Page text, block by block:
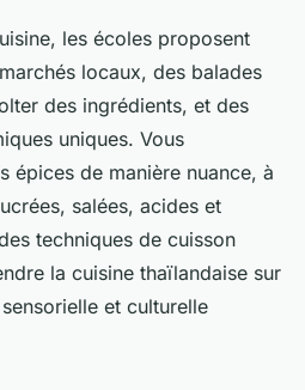
les écoles proposent
locaux, des balades
des ingrédients, et des
uniques. Vous
épices de manière nuance, à
salées, acides et
techniques de cuisson
la cuisine thaïlandaise sur
et culturelle